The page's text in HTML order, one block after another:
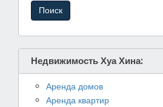
Недвижимость Хуа Хина:
Аренда домов
Аренда квартир